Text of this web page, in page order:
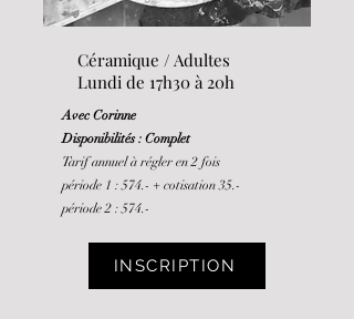
Céramique / Adultes
Lundi de 17h30 à 20h
Avec Corinne
Disponibilités : Complet
Tarif annuel à régler en 2 fois
période 1 : 574.- + cotisation 35.-
période 2 : 574.-
INSCRIPTION